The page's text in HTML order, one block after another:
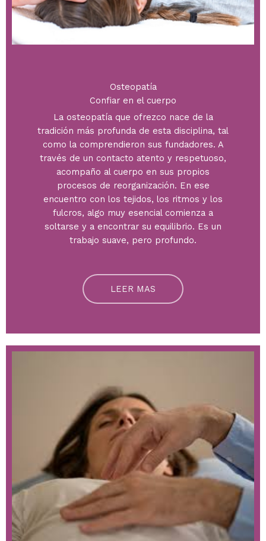
Osteopatía
Confiar en el cuerpo
La osteopatía que ofrezco nace de la
tradición más profunda de esta disciplina, tal
como la comprendieron sus fundadores. A
través de un contacto atento y respetuoso,
acompaño al cuerpo en sus propios
procesos de reorganización. En ese
encuentro con los tejidos, los ritmos y los
fulcros, algo muy esencial comienza a
soltarse y a encontrar su equilibrio. Es un
trabajo suave, pero profundo.
LEER MAS